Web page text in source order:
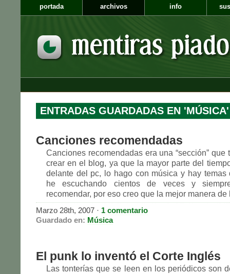
portada archivos info
ENTRADAS GUARDADAS EN 'MÚSICA'
Canciones recomendadas
Canciones recomendadas era una “sección” que
crear en el blog, ya que la mayor parte del
delante del pc, lo hago con música y hay temas
he escuchando cientos de veces y
recomendar, por eso creo que la mejor manera
Marzo 28th, 2007 · 1 comentario
Guardado en: Música
El punk lo inventó el Corte Inglés
Las tonterías que se leen en los periódicos son